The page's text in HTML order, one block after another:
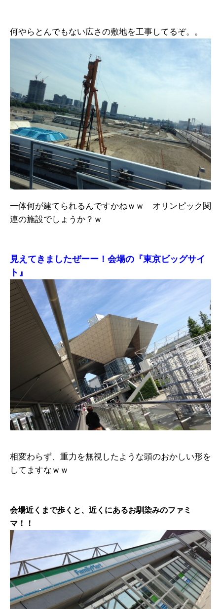
何やらとんでもない広さの敷地を工事してるぞ。。
一体何が建てられるんですかねｗｗ オリンピック関
連の施設でしょうか？ｗ
見えてきましたぜーー！会場の『東京ビッグサイ
ト』
相変わらず、重力を無視したような頭のおかしい形を
してますなｗｗ
会場近くまで歩くと、近くにあるお馴染みのファミ
マ！！